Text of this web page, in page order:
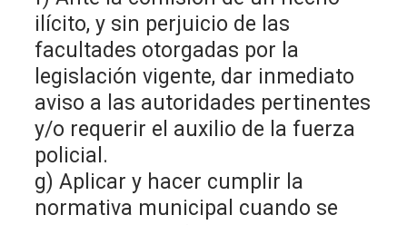
ilícito, y sin perjuicio de las
facultades otorgadas por la
legislación vigente, dar inmediato
aviso a las autoridades pertinentes
y/o requerir el auxilio de la fuerza
policial.
g) Aplicar y hacer cumplir la
normativa municipal cuando se